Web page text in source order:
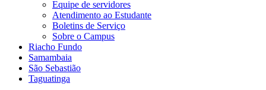
Equipe de servidores
Atendimento ao Estudante
Boletins de Serviço
Sobre o Campus
Riacho Fundo
Samambaia
São Sebastião
Taguatinga